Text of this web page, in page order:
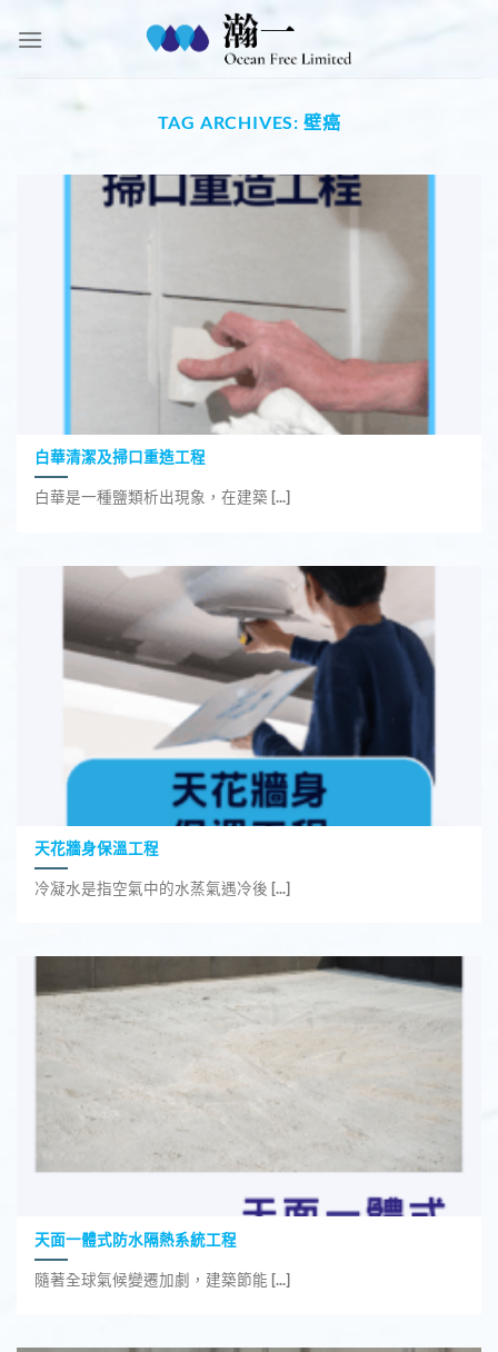
TAG ARCHIVES: 壁癌
白華清潔及掃口重造工程
白華是一種鹽類析出現象，在建築 [...]
天花牆身保溫工程
冷凝水是指空氣中的水蒸氣遇冷後 [...]
天面一體式防水隔熱系統工程
隨著全球氣候變遷加劇，建築節能 [...]